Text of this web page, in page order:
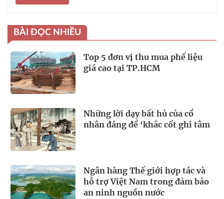
BÀI ĐỌC NHIỀU
Top 5 đơn vị thu mua phế liệu
giá cao tại TP.HCM
Những lời dạy bất hủ của cổ
nhân đáng để ‘khắc cốt ghi tâm
Ngân hàng Thế giới hợp tác và
hỗ trợ Việt Nam trong đảm bảo
an ninh nguồn nước